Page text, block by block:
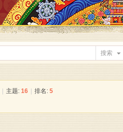
搜索
主题: 16 排名: 5